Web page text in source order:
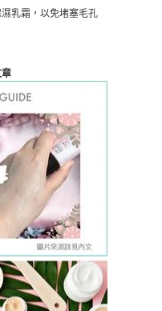
乳霜，以免堵塞毛孔